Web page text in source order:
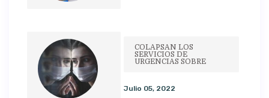
COLAPSAN LOS
SERVICIOS DE
URGENCIAS SOBRE
Julio 05, 2022